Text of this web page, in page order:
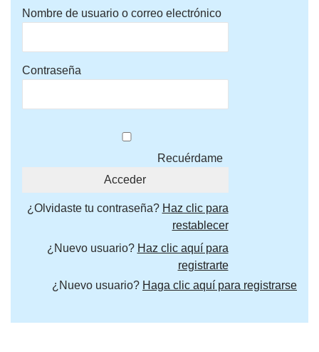
Nombre de usuario o correo electrónico
Contraseña
Recuérdame
¿Olvidaste tu contraseña? Haz clic para
restablecer
¿Nuevo usuario? Haz clic aquí para
registrarte
¿Nuevo usuario? Haga clic aquí para registrarse